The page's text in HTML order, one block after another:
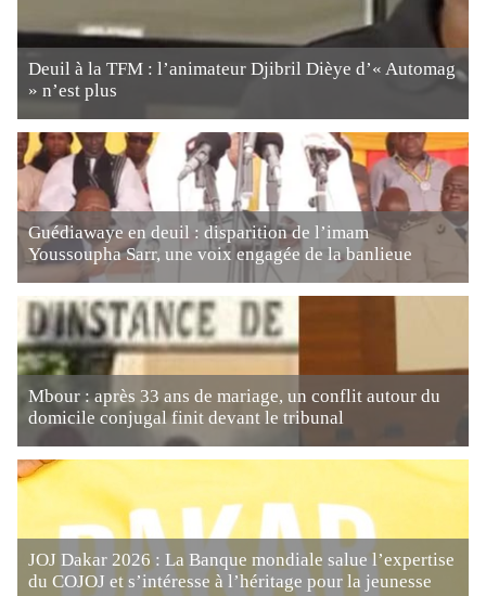
Deuil à la TFM : l’animateur Djibril Dièye d’« Automag
» n’est plus
Guédiawaye en deuil : disparition de l’imam
Youssoupha Sarr, une voix engagée de la banlieue
Mbour : après 33 ans de mariage, un conflit autour du
domicile conjugal finit devant le tribunal
JOJ Dakar 2026 : La Banque mondiale salue l’expertise
du COJOJ et s’intéresse à l’héritage pour la jeunesse